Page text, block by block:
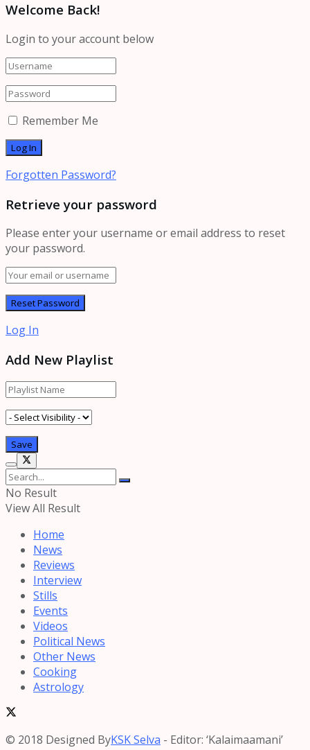
Welcome Back!
Login to your account below
Remember Me
Forgotten Password?
Retrieve your password
Please enter your username or email address to reset
your password.
Log In
Add New Playlist
No Result
View All Result
Home
News
Reviews
Interview
Stills
Events
Videos
Political News
Other News
Cooking
Astrology
© 2018 Designed ByKSK Selva - Editor: ‘Kalaimaamani’